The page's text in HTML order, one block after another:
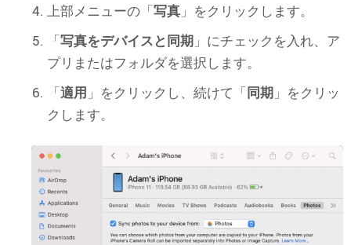
上部メニューの「写真 」をクリックします。
「写真をデバイスと同期 」にチェックを入れ、ア
プリまたはフォルダを選択します。
「適用 」をクリックし、続けて「同期 」をクリッ
クします。